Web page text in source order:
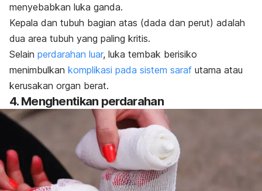
menyebabkan luka ganda.
Kepala dan tubuh bagian atas (dada dan perut) adalah
dua area tubuh yang paling kritis.
Selain perdarahan luar, luka tembak berisiko
menimbulkan komplikasi pada sistem saraf utama atau
kerusakan organ berat.
4. Menghentikan perdarahan